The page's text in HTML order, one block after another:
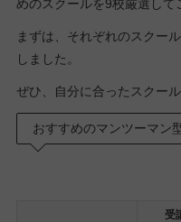
めのスクールを9校厳選して
まずは、それぞれのスクー
しました。
ぜひ、自分に合ったスクー
おすすめのマンツーマン
受